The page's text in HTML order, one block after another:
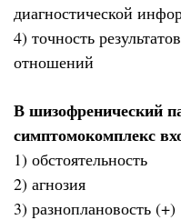
диагностической
4) точность
отношений
В шизофренический
симптомокомплекс
1) обстоятельность
2) агнозия
3) разноплановость (+)